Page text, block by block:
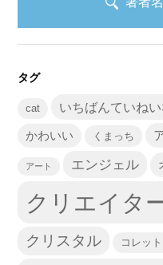
タグ
cat いちばんていね
かわいい くまっち
アート エンジェル
クリエイタ
クリスタル コレッ